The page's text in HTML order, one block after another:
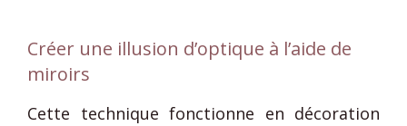
Créer une illusion d’optique à l’aide de
miroirs
Cette technique fonctionne en décoration